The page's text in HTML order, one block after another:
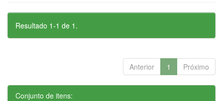
Resultado 1-1 de 1.
Anterior 1 Próximo
Conjunto de itens: